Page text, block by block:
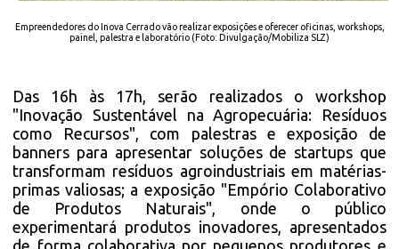
Empreendedores do Inova Cerrado vão realizar exposições e oferecer oficinas, workshops,
painel, palestra e laboratório (Foto: Divulgação/Mobiliza SLZ)
Das 16h às 17h, serão realizados o workshop
"Inovação Sustentável na Agropecuária: Resíduos
como Recursos", com palestras e exposição de
banners para apresentar soluções de startups que
transformam resíduos agroindustriais em matérias-
primas valiosas; a exposição "Empório Colaborativo
de Produtos Naturais", onde o público
experimentará produtos inovadores, apresentados
de forma colaborativa por pequenos produtores e